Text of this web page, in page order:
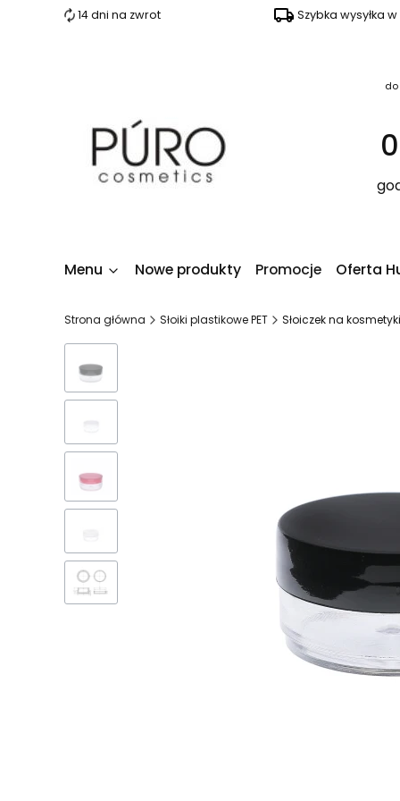
14 dni na zwrot Szybka wysyłka
Menu Nowe produkty Promocje Oferta
Strona główna Słoiki plastikowe PET Słoiczek na